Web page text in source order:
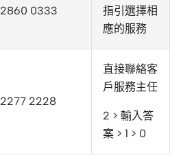
2860 0333
指引選擇相
應的服務
2277 2228
直接聯絡客
戶服務主任
2 > 輸入答
案 > 1 > 0